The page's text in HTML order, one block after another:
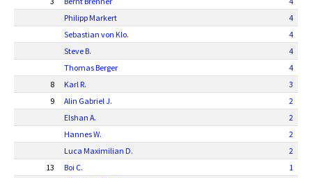
Philipp Markert
4
Sebastian von Klo.
4
Steve B.
4
Thomas Berger
4
8
Karl R.
3
9
Alin Gabriel J.
2
Elshan A.
2
Hannes W.
2
Luca Maximilian D.
2
13
Boi C.
1